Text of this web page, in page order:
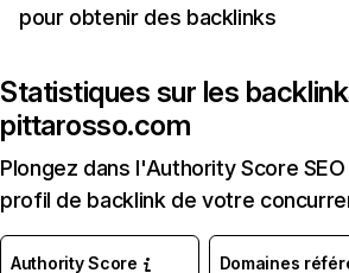
pour obtenir des backlinks
Statistiques sur les
pittarosso.com
Plongez dans l'Authority Score
profil de backlink de votre
Authority Score Domaines